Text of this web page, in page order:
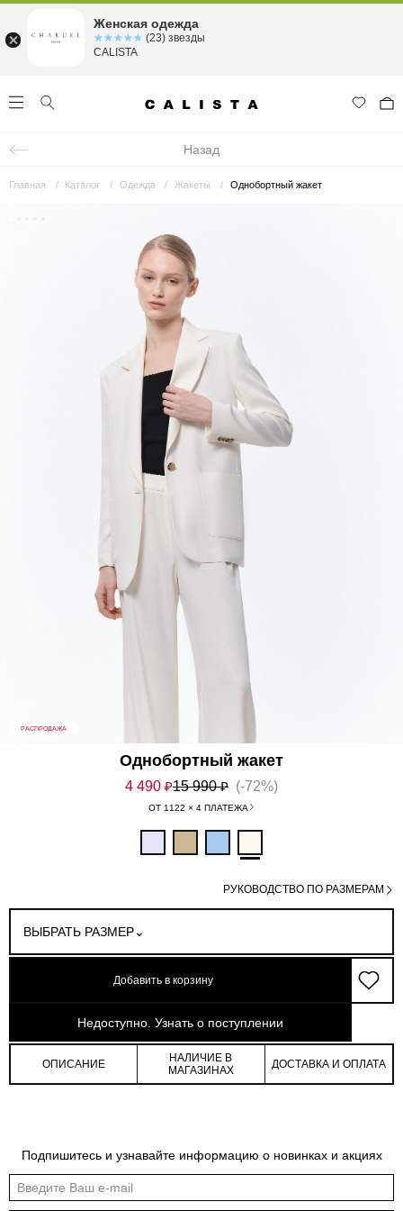
Назад
Главная Каталог Одежда Жакеты Однобортный жакет
РАСПРОДАЖА
Однобортный жакет
4 490 ₽15 990₽ (-72%)
ОТ 1122 × 4 ПЛАТЕЖА
ВЫБРАТЬ РАЗМЕР
РУКОВОДСТВО ПО РАЗМЕРАМ
Добавить в корзину
Недоступно. Узнать о поступлении
арт: 3-17604_40030-171
Индивидуальные обмеры изделия помогут более точно выбрать подходящий
ОПИСАНИЕ
НАЛИЧИЕ В
МАГАЗИНАХ
ДОСТАВКА И ОПЛАТА
Подпишитесь и узнавайте информацию о новинках и акциях
Женская одежда
☆☆☆☆☆
★★★★★ (23) звезды
CALISTA